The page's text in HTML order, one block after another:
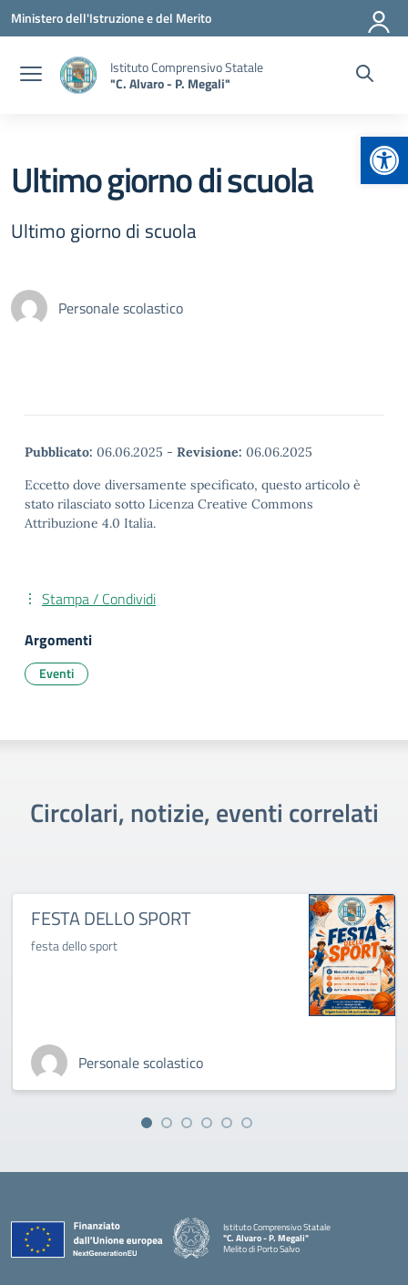
Vai ai contenuti
Vai al menu di navigazione
Vai al footer
Ministero dell'Istruzione e del Merito
Istituto Comprensivo Statale
"C. Alvaro - P. Megali"
Ultimo giorno di scuola
Ultimo giorno di scuola
Personale scolastico
Pubblicato: 06.06.2025 - Revisione: 06.06.2025
Eccetto dove diversamente specificato, questo articolo è
stato rilasciato sotto Licenza Creative Commons
Attribuzione 4.0 Italia.
Stampa / Condividi
Argomenti
Eventi
Circolari, notizie, eventi correlati
FESTA DELLO SPORT
festa dello sport
Personale scolastico
Istituto Comprensivo Statale
"C. Alvaro - P. Megali"
Melito di Porto Salvo